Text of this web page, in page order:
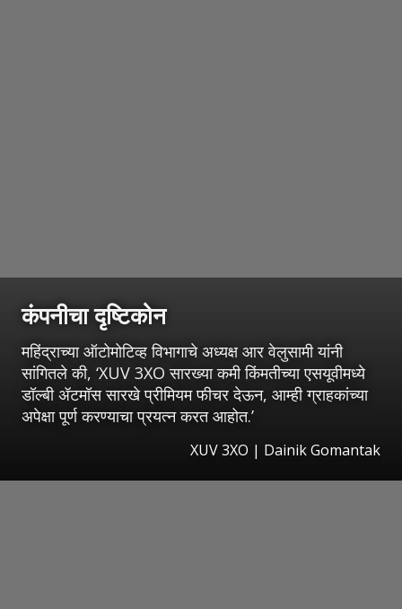
कंपनीचा दृष्टिकोन
महिंद्राच्या ऑटोमोटिव्ह विभागाचे अध्यक्ष आर वेलुसामी यांनी
सांगितले की, ‘XUV 3XO सारख्या कमी किंमतीच्या एसयूवीमध्ये
डॉल्बी ॲटमॉस सारखे प्रीमियम फीचर देऊन, आम्ही ग्राहकांच्या
अपेक्षा पूर्ण करण्याचा प्रयत्न करत आहोत.’
XUV 3XO | Dainik Gomantak